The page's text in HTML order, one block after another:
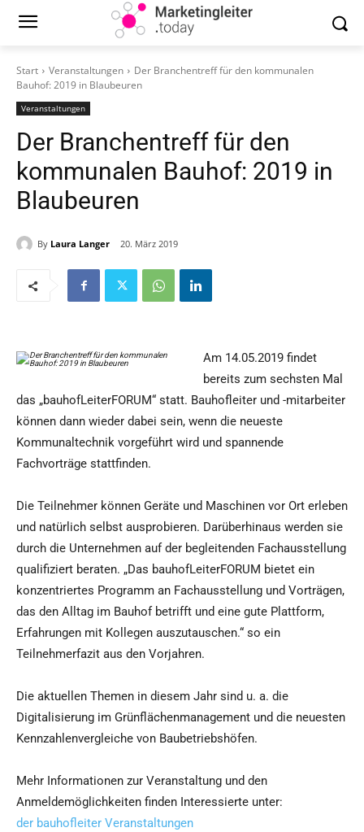
Start Veranstaltungen
Der Branchentreff für den kommunalen
Bauhof: 2019 in Blaubeuren
Veranstaltungen
Der Branchentreff für den
kommunalen Bauhof: 2019 in
Blaubeuren
By Laura Langer 20. März 2019
Am 14.05.2019 findet
bereits zum sechsten Mal
das „bauhofLeiterFORUM“ statt. Bauhofleiter und -mitarbeiter
können dann wieder dabei sein, wenn die neueste
Kommunaltechnik vorgeführt wird und spannende
Fachvorträge stattfinden.
Die Teilnehmer können Geräte und Maschinen vor Ort erleben
und natürlich selbst ausprobieren. Darüberhinaus werden sie
durch die Unternehmen auf der begleitenden Fachausstellung
qualifiziert beraten. „Das bauhofLeiterFORUM bietet ein
konzentriertes Programm an Fachausstellung und Vorträgen,
das den Alltag im Bauhof betrifft und eine gute Plattform,
Erfahrungen mit Kollegen auszutauschen.“ so ein
Teilnehmerfazit aus den Vorjahren.
Die aktuellen Themen in diesem Jahr sind u. a. die
Digitalisierung im Grünflächenmanagement und die neuesten
Kennzahlenvergleiche von Baubetriebshöfen.
Mehr Informationen zur Veranstaltung und den
Anmeldemöglichkeiten finden Interessierte unter:
der bauhofleiter Veranstaltungen